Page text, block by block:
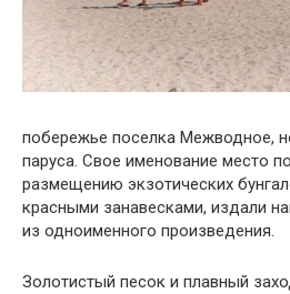
побережье поселка Межводное,
паруса. Свое именование место
размещению экзотических
красными занавесками, издали
из одноименного произведения.
Золотистый песок и плавный